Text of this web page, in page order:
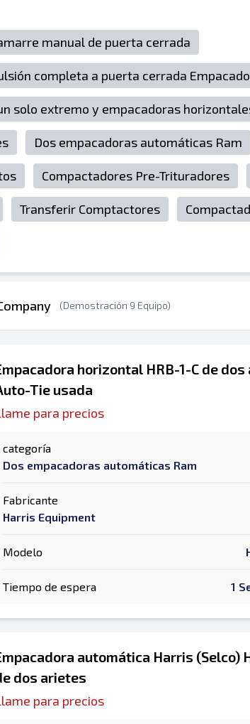
manual de puerta cerrada
completa a puerta cerrada
solo extremo y empacadoras
Dos empacadoras automáticas Ram
Compactadores Pre-Trituradores
Transferir Comptactores
(Demostración 9 Equipo)
horizontal HRB-1-C de
Tie usada
para precios
categoría
Dos empacadoras automáticas Ram
Fabricante
Harris Equipment
Modelo
Tiempo de espera 1
automática Harris (Selco)
dos arietes
para precios